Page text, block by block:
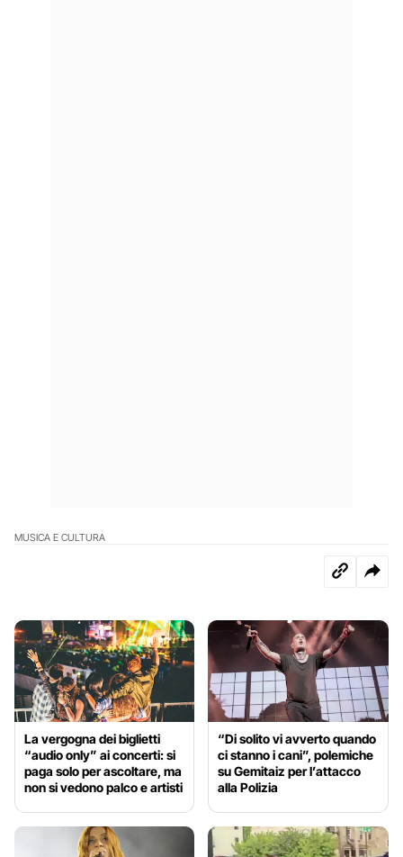
MUSICA E CULTURA
La vergogna dei biglietti
“audio only” ai concerti: si
paga solo per ascoltare, ma
non si vedono palco e artisti
“Di solito vi avverto quando
ci stanno i cani”, polemiche
su Gemitaiz per l’attacco
alla Polizia